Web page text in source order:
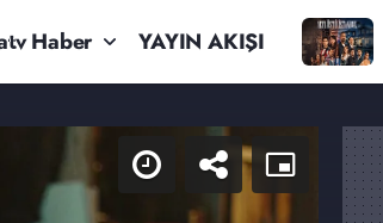
Haber YAYIN AKIŞI